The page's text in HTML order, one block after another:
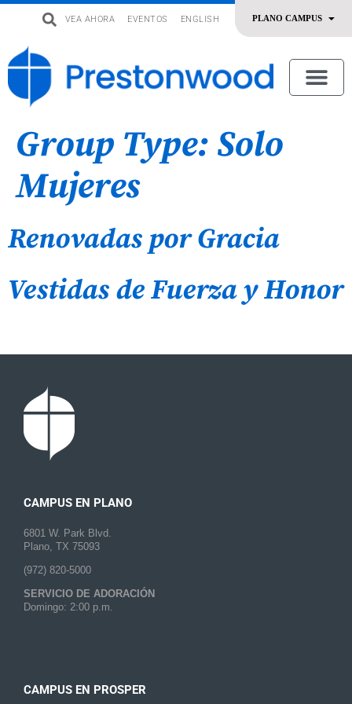
VEA AHORA EVENTOS ENGLISH
Group Type: Solo
Mujeres
Renovadas por Gracia
Vestidas de Fuerza y Honor
CAMPUS EN PLANO
6801 W. Park Blvd.
Plano, TX 75093
(972) 820-5000
SERVICIO DE ADORACIÓN
Domingo: 2:00 p.m.
CAMPUS EN PROSPER